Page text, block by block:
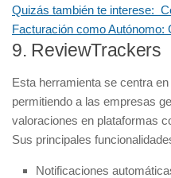
Quizás también te interese:
Facturación como
9. ReviewTrackers
Esta herramienta se centra
permitiendo a las empresas
valoraciones en plataformas
Sus principales
Notificaciones